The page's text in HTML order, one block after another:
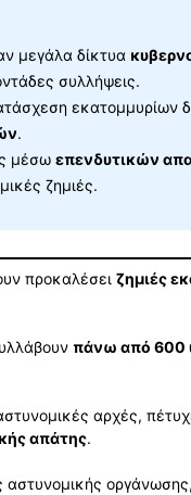
μεγάλα δίκτυα
συλλήψεις.
εκατομμυρίων
.
μέσω επενδυτικών
ζημιές.
προκαλέσει ζημιές
πάνω από 600
αρχές,
απάτης.